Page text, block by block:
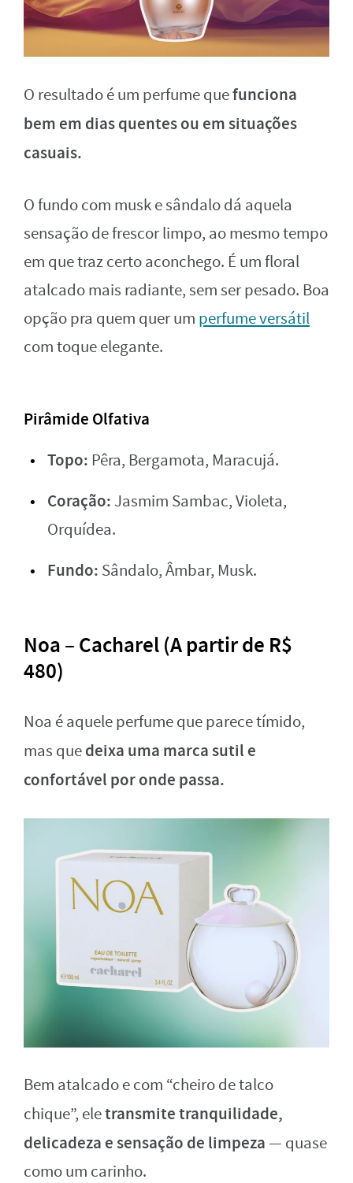
O resultado é um perfume quefunciona
bem em dias quentes ou em situações
casuais.
O fundo com musk e sândalo dá aquela
sensação de frescor limpo, ao mesmo tempo
em que traz certo aconchego. É um floral
atalcado mais radiante, sem ser pesado. Boa
opção pra quem quer um perfume versátil
com toque elegante.
Pirâmide Olfativa
Topo: Pêra, Bergamota, Maracujá.
Coração: Jasmim Sambac, Violeta,
Orquídea.
Fundo: Sândalo, Âmbar, Musk.
Noa – Cacharel (A partir de R$
480)
Noa é aquele perfume que parece tímido,
mas quedeixa uma marca sutil e
confortável por onde passa.
Bem atalcado e com “cheiro de talco
chique”, eletransmite tranquilidade,
delicadeza e sensação de limpeza— quase
como um carinho.